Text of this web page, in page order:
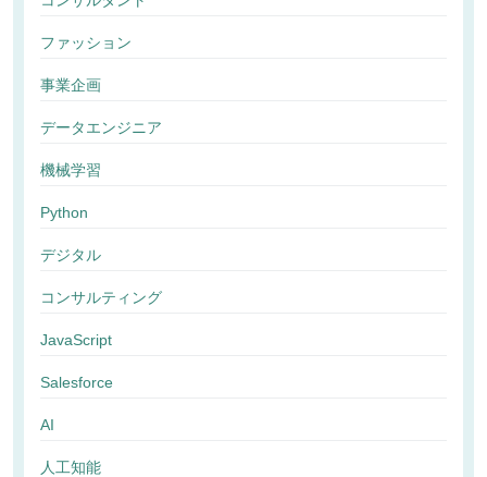
ファッション
事業企画
データエンジニア
機械学習
Python
デジタル
コンサルティング
JavaScript
Salesforce
AI
人工知能